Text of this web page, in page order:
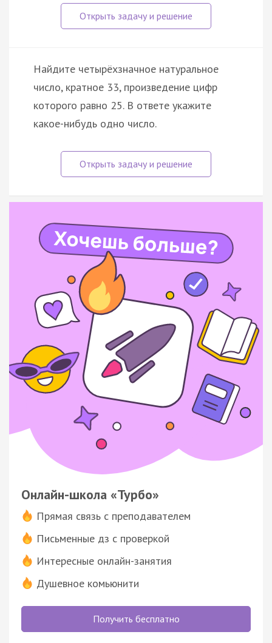
Найдите четырёхзначное натуральное
число, кратное 33, произведение цифр
которого равно 25. В ответе укажите
какое-нибудь одно число.
Онлайн-школа «Турбо»
Прямая связь с преподавателем
Письменные дз с проверкой
Интересные онлайн-занятия
Душевное комьюнити
Получить бесплатно